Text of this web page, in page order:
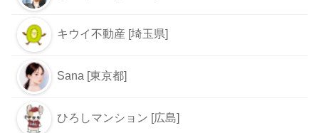
キウイ不動産 [埼玉県]
Sana [東京都]
ひろしマンション [広島]